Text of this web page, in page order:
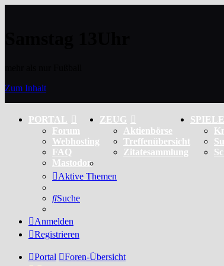
Zum Inhalt
PORTAL
Forum
Webhosting
FAQ
Mastodon
ZEUG
Aktienbörse
Treffenübersicht
Zitatesammlung
SPIELE
Aktive Themen
Suche
Anmelden
Registrieren
Portal Foren-Übersicht